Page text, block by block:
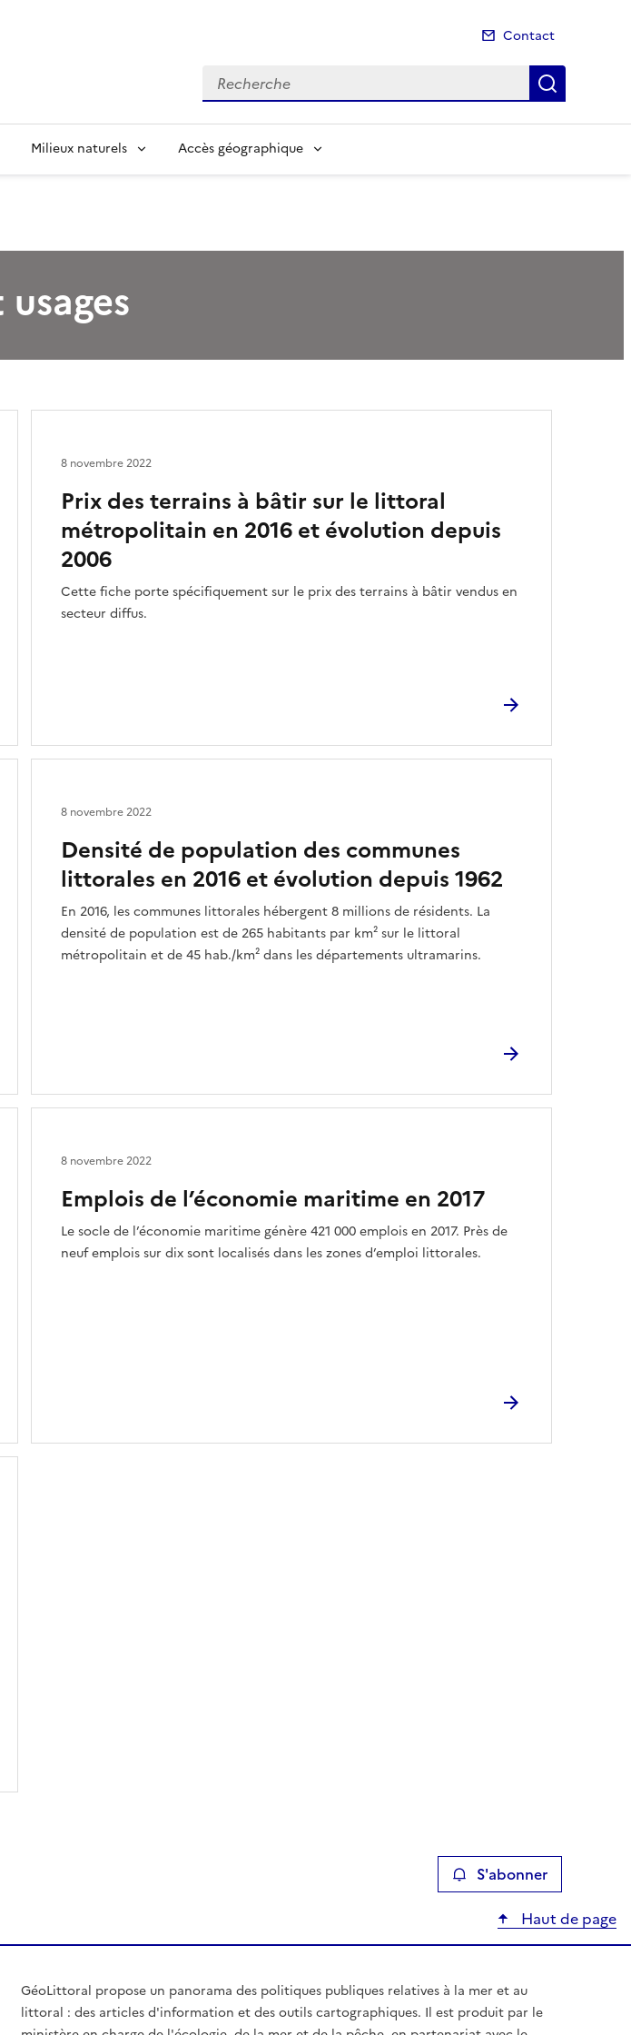
Contact
Recherche
Milieux naturels Accès géographique
Prix des terrains à bâtir sur le littoral
métropolitain en 2016 et évolution depuis
2006
Cette fiche porte spécifiquement sur le prix des terrains à bâtir vendus en
secteur diffus.
8 novembre 2022
Densité de population des communes
littorales en 2016 et évolution depuis 1962
En 2016, les communes littorales hébergent 8 millions de résidents. La
densité de population est de 265 habitants par km² sur le littoral
métropolitain et de 45 hab./km² dans les départements ultramarins.
8 novembre 2022
Emplois de l’économie maritime en 2017
Le socle de l’économie maritime génère 421 000 emplois en 2017. Près de
neuf emplois sur dix sont localisés dans les zones d’emploi littorales.
8 novembre 2022
S'abonner
Haut de page
GéoLittoral propose un panorama des politiques publiques relatives à la mer et au
littoral : des articles d'information et des outils cartographiques. Il est produit par le